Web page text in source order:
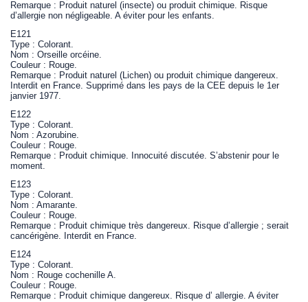
Remarque : Produit naturel (insecte) ou produit chimique. Risque
d’allergie non négligeable. A éviter pour les enfants.
E121
Type : Colorant.
Nom : Orseille orcéine.
Couleur : Rouge.
Remarque : Produit naturel (Lichen) ou produit chimique dangereux.
Interdit en France. Supprimé dans les pays de la CEE depuis le 1er
janvier 1977.
E122
Type : Colorant.
Nom : Azorubine.
Couleur : Rouge.
Remarque : Produit chimique. Innocuité discutée. S’abstenir pour le
moment.
E123
Type : Colorant.
Nom : Amarante.
Couleur : Rouge.
Remarque : Produit chimique très dangereux. Risque d’allergie ; serait
cancérigène. Interdit en France.
E124
Type : Colorant.
Nom : Rouge cochenille A.
Couleur : Rouge.
Remarque : Produit chimique dangereux. Risque d’ allergie. A éviter